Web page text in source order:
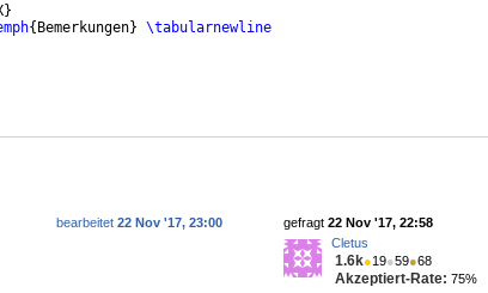
}
{ Bemerkungen} \tabularnewline
gefragt 22 Nov '17, 22:58
Cletus
1.6k●19●59●68
Akzeptiert-Rate: 75%
bearbeitet 22 Nov '17, 23:00